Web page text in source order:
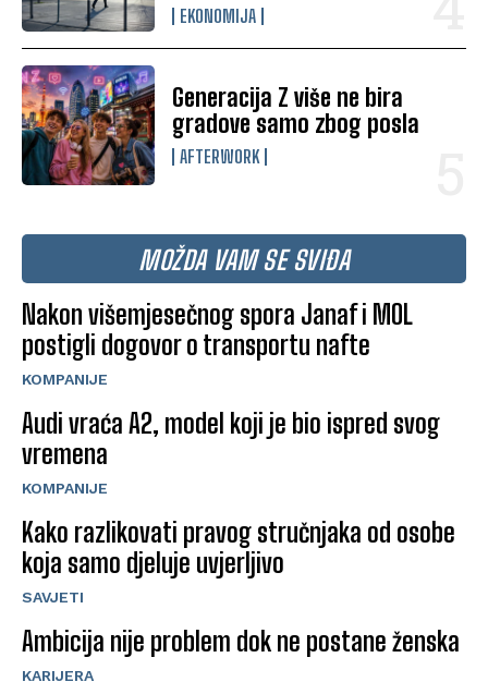
EKONOMIJA
Generacija Z više ne bira
gradove samo zbog posla
AFTERWORK
MOŽDA VAM SE SVIĐA
Nakon višemjesečnog spora Janaf i MOL
postigli dogovor o transportu nafte
KOMPANIJE
Audi vraća A2, model koji je bio ispred svog
vremena
KOMPANIJE
Kako razlikovati pravog stručnjaka od osobe
koja samo djeluje uvjerljivo
SAVJETI
Ambicija nije problem dok ne postane ženska
KARIJERA